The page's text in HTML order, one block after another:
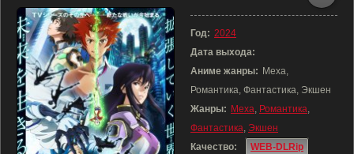
Год: 2024
Дата выхода:
Аниме жанры: Меха,
Романтика, Фантастика, Экшен
Жанры: Меха, Романтика,
Фантастика, Экшен
Качество:
WEB-DLRip